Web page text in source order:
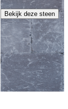
Bekijk deze steen